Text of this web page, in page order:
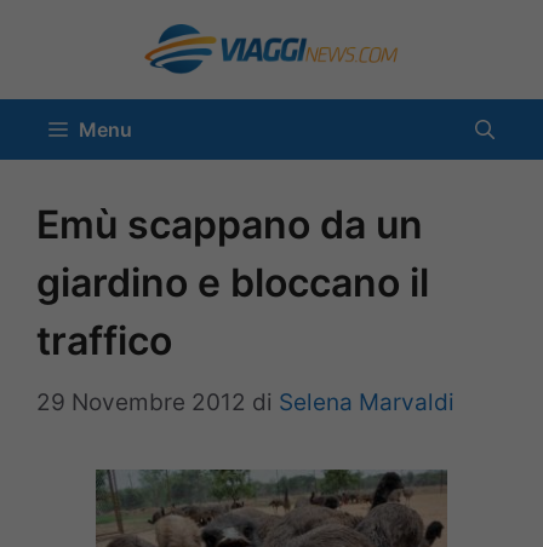
contenuto
Menu
Emù scappano da un
giardino e bloccano il
traffico
29 Novembre 2012 di Selena Marvaldi